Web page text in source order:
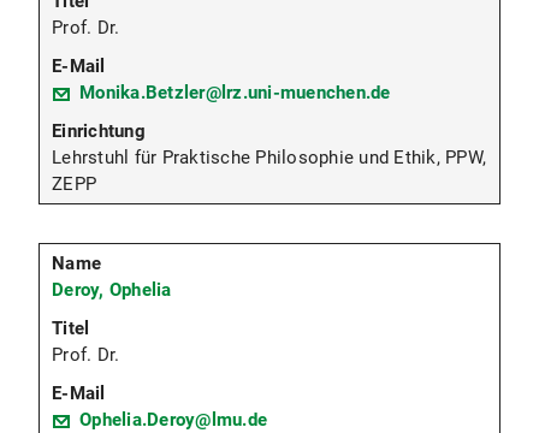
Prof. Dr.
Monika.Betzler@lrz.uni-muenchen.de
Lehrstuhl für Praktische Philosophie und Ethik, PPW,
ZEPP
Deroy, Ophelia
Prof. Dr.
Ophelia.Deroy@lmu.de